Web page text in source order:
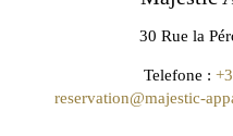
30 Rue la
Telefone :
reservation@majestic-